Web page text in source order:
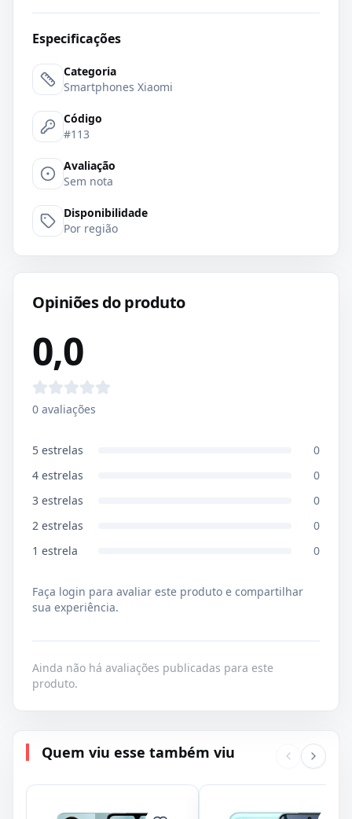
Especificações
Categoria
Smartphones Xiaomi
Código
#113
Avaliação
Sem nota
Disponibilidade
Por região
Opiniões do produto
0,0
0 avaliações
5 estrelas
0
4 estrelas
0
3 estrelas
0
2 estrelas
0
1 estrela 0
Faça login para avaliar este produto e compartilhar
sua experiência.
Ainda não há avaliações publicadas para este
produto.
Quem viu esse também viu